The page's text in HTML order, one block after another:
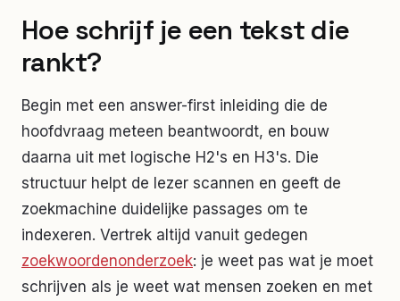
Hoe schrijf je een tekst die
rankt?
Begin met een answer-first inleiding die de
hoofdvraag meteen beantwoordt, en bouw
daarna uit met logische H2's en H3's. Die
structuur helpt de lezer scannen en geeft de
zoekmachine duidelijke passages om te
indexeren. Vertrek altijd vanuit gedegen
zoekwoordenonderzoek: je weet pas wat je moet
schrijven als je weet wat mensen zoeken en met